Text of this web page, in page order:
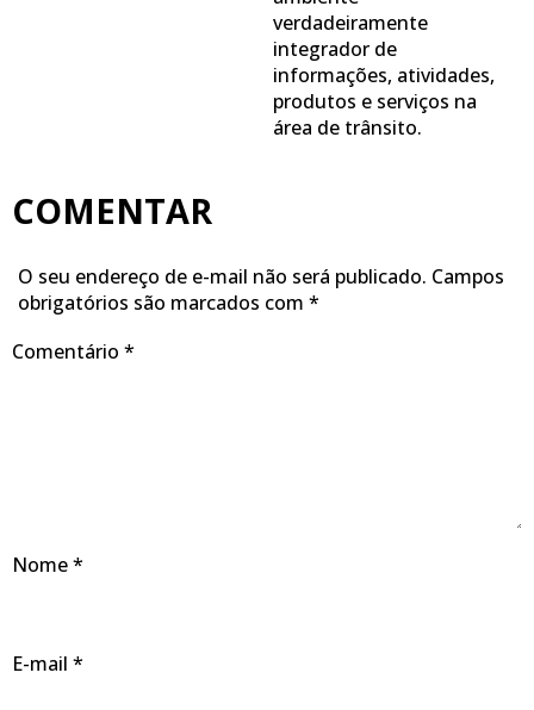
verdadeiramente
integrador de
informações, atividades,
produtos e serviços na
área de trânsito.
COMENTAR
O seu endereço de e-mail não será publicado. Campos
obrigatórios são marcados com *
Comentário *
Nome*
E-mail *